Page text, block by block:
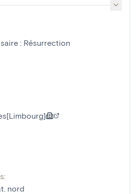
: Résurrection
nord